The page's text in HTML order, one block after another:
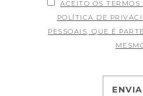
ACEITO OS
POLÍTICA DE
PESSOAIS, QUE É